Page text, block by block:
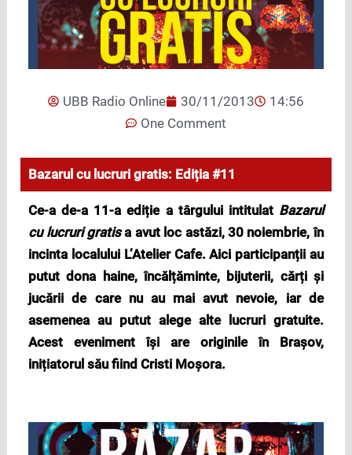
UBB Radio Online 30/11/2013
14:56
One Comment
Bazarul cu lucruri gratis: Ediția #11
Ce-a de-a 11-a ediție a târgului intitulat Bazarul
cu lucruri gratisa avut loc astăzi, 30 noiembrie, în
incinta localului L’Atelier Cafe. Aici participanții au
putut dona haine, încălțăminte, bijuterii, cărți și
jucării de care nu au mai avut nevoie, iar de
asemenea au putut alege alte lucruri gratuite.
Acest eveniment își are originile în Brașov,
inițiatorul său fiind Cristi Moșora.